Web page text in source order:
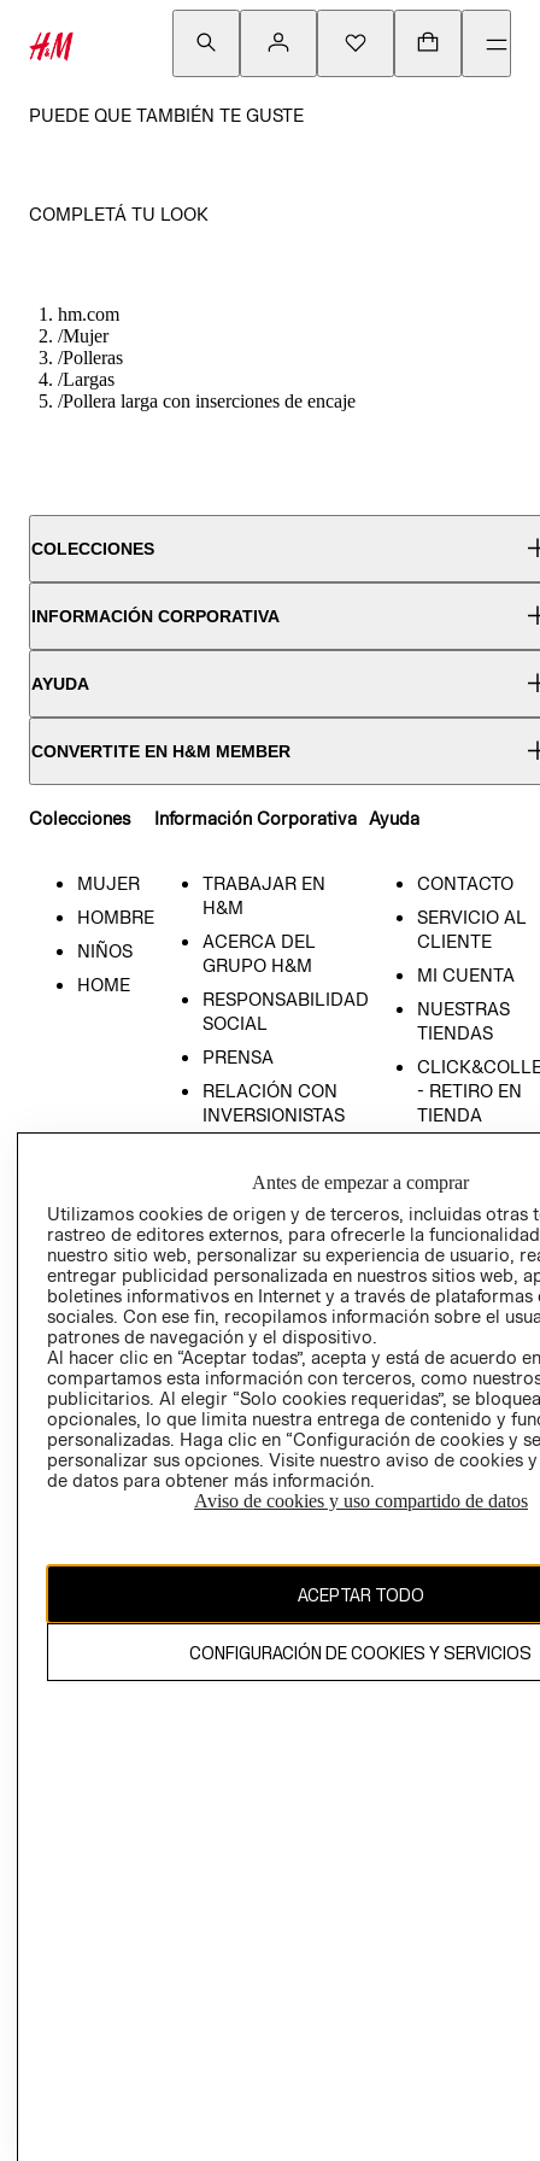
PUEDE QUE TAMBIÉN TE GUSTE
COMPLETÁ TU LOOK
hm.com
/Mujer
/Polleras
/Largas
/Pollera larga con inserciones de encaje
COLECCIONES
INFORMACIÓN CORPORATIVA
AYUDA
CONVERTITE EN H&M MEMBER
Colecciones
MUJER
HOMBRE
NIÑOS
HOME
Información Corporativa
TRABAJAR EN
H&M
ACERCA DEL
GRUPO H&M
RESPONSABILIDAD
SOCIAL
PRENSA
RELACIÓN CON
INVERSIONISTAS
EMPRESARIAL
Ayuda
CONTACTO
SERVICIO AL
CLIENTE
MI CUENTA
NUESTRAS
TIENDAS
- RETIRO EN
TIENDA
AVISO DE
PRIVACIDAD
GIFT CARD
AVISO DE
COOKIES
Uruguay ($U)
El contenido de esta página web está protegido por copyright y es
propiedad de H&M Hennes & Mauritz AB.
Antes de empezar a comprar
Utilizamos cookies de origen y de terceros, incluidas otras
rastreo de editores externos, para ofrecerle la
nuestro sitio web, personalizar su experiencia de usuario,
entregar publicidad personalizada en nuestros sitios web,
boletines informativos en Internet y a través de plataformas
sociales. Con ese fin, recopilamos información sobre el
patrones de navegación y el dispositivo.
Al hacer clic en “Aceptar todas”, acepta y está de acuerdo
compartamos esta información con terceros, como
publicitarios. Al elegir “Solo cookies requeridas”, se
opcionales, lo que limita nuestra entrega de contenido y
personalizadas. Haga clic en “Configuración de cookies y
personalizar sus opciones. Visite nuestro aviso de cookies
de datos para obtener más información.
Aviso de cookies y uso compartido de datos
ACEPTAR TODO
CONFIGURACIÓN DE COOKIES Y SERVICIOS